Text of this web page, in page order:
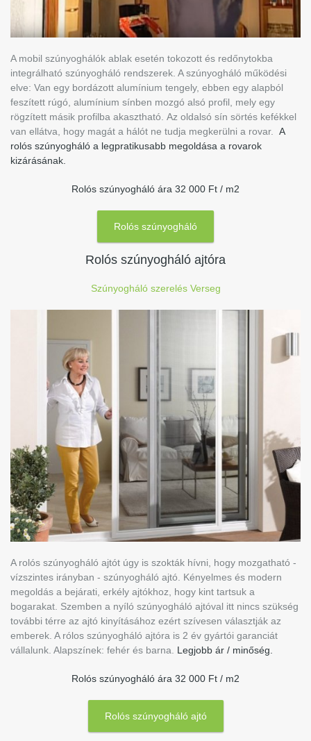
A mobil szúnyoghálók ablak esetén tokozott és redőnytokba
integrálható szúnyogháló rendszerek. A szúnyogháló működési
elve: Van egy bordázott alumínium tengely, ebben egy alapból
feszített rúgó, alumínium sínben mozgó alsó profil, mely egy
rögzített másik profilba akasztható. Az oldalsó sín sörtés kefékkel
van ellátva, hogy magát a hálót ne tudja megkerülni a rovar. A
rolós szúnyogháló a legpratikusabb megoldása a rovarok
kizárásának.
Rolós szúnyogháló ára 32 000 Ft / m2
Rolós szúnyogháló
Rolós szúnyogháló ajtóra
Szúnyogháló szerelés Verseg
A rolós szúnyogháló ajtót úgy is szokták hívni, hogy mozgatható -
vízszintes irányban - szúnyogháló ajtó. Kényelmes és modern
megoldás a bejárati, erkély ajtókhoz, hogy kint tartsuk a
bogarakat. Szemben a nyíló szúnyogháló ajtóval itt nincs szükség
további térre az ajtó kinyításához ezért szívesen választják az
emberek. A rólos szúnyogháló ajtóra is 2 év gyártói garanciát
vállalunk. Alapszínek: fehér és barna. Legjobb ár / minőség.
Rolós szúnyogháló ára 32 000 Ft / m2
Rolós szúnyogháló ajtó